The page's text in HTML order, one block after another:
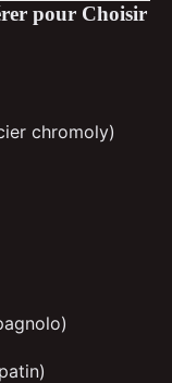
pour Choisir
chromoly)